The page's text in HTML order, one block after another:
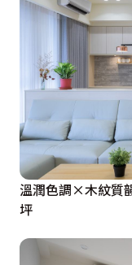
溫潤色調×木紋質
坪